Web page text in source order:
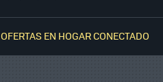
OFERTAS EN HOGAR CONECTADO